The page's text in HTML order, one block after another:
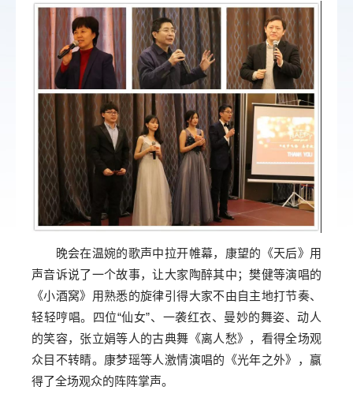
晚会在温婉的歌声中拉开帷幕， 康望的《天后》用
声音诉说了一个故事，让大家陶醉其中；樊健等演唱的
《小酒窝》用熟悉的旋律引得大家不由自主地打节奏、
轻轻哼唱。四位“仙女”、一袭红衣、曼妙的舞姿、动人
的笑容，张立娟等人的古典舞《离人愁》，看得全场观
众目不转睛。康梦瑶等人激情演唱的《光年之外》，赢
得了全场观众的阵阵掌声。